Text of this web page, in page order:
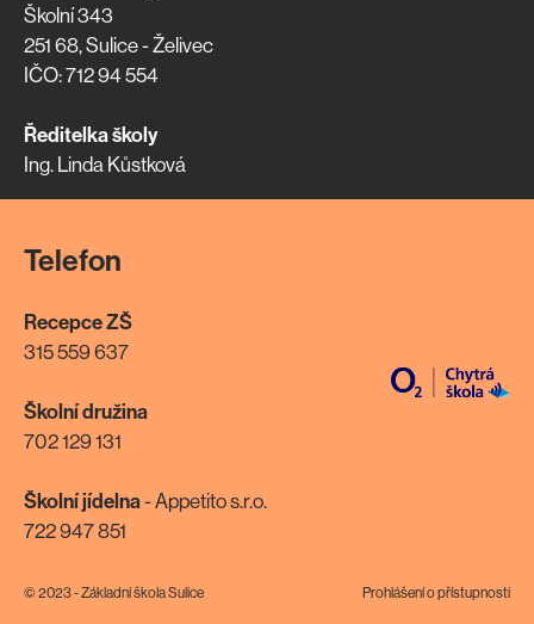
Školní 343
251 68, Sulice - Želivec
IČO: 712 94 554
Ředitelka školy
Ing. Linda Kůstková
Telefon
Recepce ZŠ
315 559 637
Školní družina
702 129 131
Školní jídelna- Appetito s.r.o.
722 947 851
© 2023 - Základní škola Sulice Prohlášení o přístupnosti